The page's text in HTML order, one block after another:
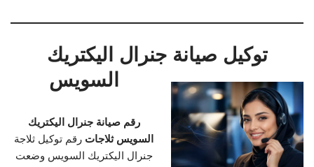
توكيل صيانة جنرال اليكتريك
السويس
رقم صيانة جنرال اليكتريك
السويس ثلاجات رقم توكيل ثلاجة
جنرال اليكتريك السويس وضعت